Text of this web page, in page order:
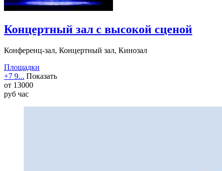
Концертный зал с высокой сценой
Конференц-зал, Концертный зал, Кинозал
Площадки
+7 9... Показать
от 13000
руб час